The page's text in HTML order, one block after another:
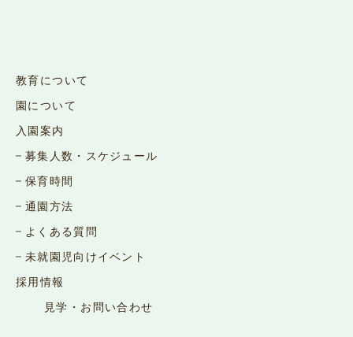
教育について
園について
入園案内
募集人数・スケジュール
保育時間
通園方法
よくある質問
未就園児向けイベント
採用情報
見学・お問い合わせ